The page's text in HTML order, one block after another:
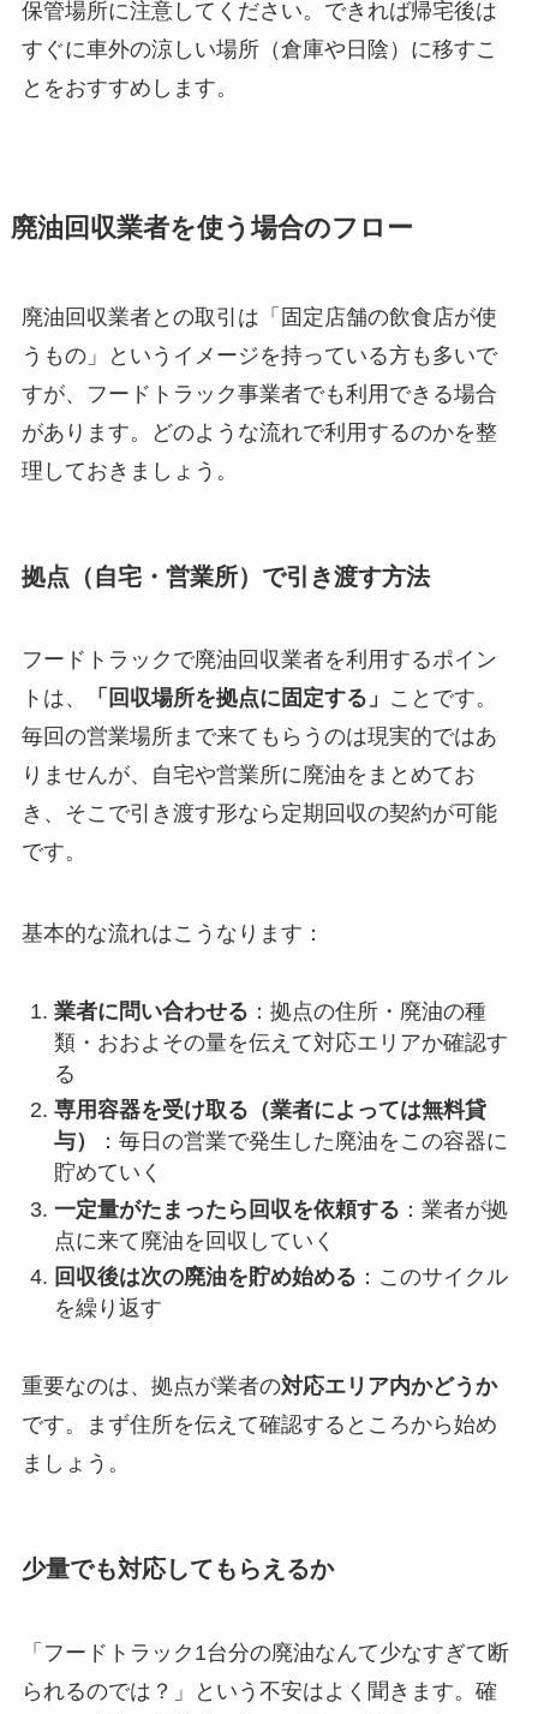
保管場所に注意してください。できれば帰宅後は
すぐに車外の涼しい場所（倉庫や日陰）に移すこ
とをおすすめします。
廃油回収業者を使う場合のフロー
廃油回収業者との取引は「固定店舗の飲食店が使
うもの」というイメージを持っている方も多いで
すが、フードトラック事業者でも利用できる場合
があります。どのような流れで利用するのかを整
理しておきましょう。
拠点（自宅・営業所）で引き渡す方法
フードトラックで廃油回収業者を利用するポイン
トは、
「回収場所を拠点に固定する」 ことです。
毎回の営業場所まで来てもらうのは現実的ではあ
りませんが、自宅や営業所に廃油をまとめてお
き、そこで引き渡す形なら定期回収の契約が可能
です。
基本的な流れはこうなります：
業者に問い合わせる ：拠点の住所・廃油の種
類・おおよその量を伝えて対応エリアか確認す
る
専用容器を受け取る（業者によっては無料貸
与）
：毎日の営業で発生した廃油をこの容器に
貯めていく
一定量がたまったら回収を依頼する ：業者が拠
点に来て廃油を回収していく
回収後は次の廃油を貯め始める ：このサイクル
を繰り返す
重要なのは、拠点が業者の対応エリア内かどうか
です。まず住所を伝えて確認するところから始め
ましょう。
少量でも対応してもらえるか
「フードトラック1台分の廃油なんて少なすぎて断
られるのでは？」という不安はよく聞きます。確